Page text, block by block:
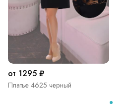
от 1295 ₽
Платье 4625 черный